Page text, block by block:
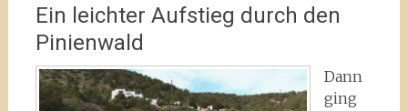
Ein leichter Aufstieg durch den
Pinienwald
Dann
ging